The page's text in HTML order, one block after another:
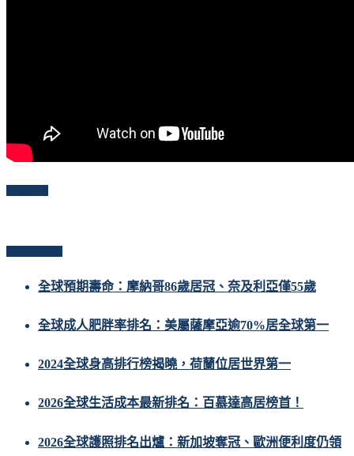
全球預期壽命：摩納哥86歲居冠、奈及利亞僅55歲
全球成人肥胖率排名：美屬薩摩亞逾70%居全球第一
2024全球身高排行榜揭曉，荷蘭位居世界第一
2026全球生活成本最新排名：百慕達高居榜首！
2026全球護照排名出爐：新加坡奪冠、歐洲便利度仍領